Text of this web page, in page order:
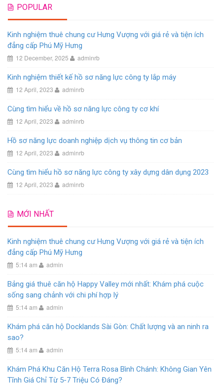
POPULAR
Kinh nghiệm thuê chung cư Hưng Vượng với giá rẻ và tiện ích
đẳng cấp Phú Mỹ Hưng
12 December, 2025 adminrb
Kinh nghiệm thiết kế hồ sơ năng lực công ty lắp máy
12 April, 2023 adminrb
Cùng tìm hiểu về hồ sơ năng lực công ty cơ khí
12 April, 2023 adminrb
Hồ sơ năng lực doanh nghiệp dịch vụ thông tin cơ bản
12 April, 2023 adminrb
Cùng tìm hiểu hồ sơ năng lực công ty xây dựng dân dụng 2023
12 April, 2023 adminrb
MỚI NHẤT
Kinh nghiệm thuê chung cư Hưng Vượng với giá rẻ và tiện ích
đẳng cấp Phú Mỹ Hưng
5:14 am admin
Bảng giá thuê căn hộ Happy Valley mới nhất: Khám phá cuộc
sống sang chảnh với chi phí hợp lý
5:14 am admin
Khám phá căn hộ Docklands Sài Gòn: Chất lượng và an ninh ra
sao?
5:14 am admin
Khám Phá Khu Căn Hộ Terra Rosa Bình Chánh: Không Gian Yên
Tĩnh Giá Chỉ Từ 5-7 Triệu Có Đáng?